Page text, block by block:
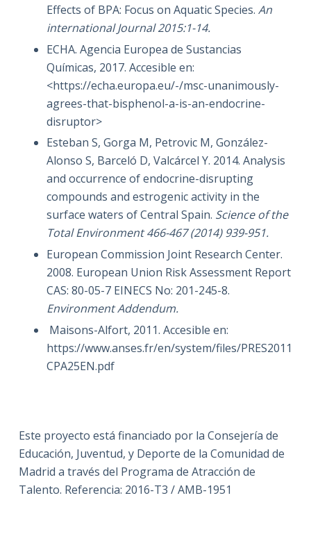
Effects of BPA: Focus on Aquatic Species. An
international Journal 2015:1-14.
ECHA. Agencia Europea de Sustancias
Químicas, 2017. Accesible en:
<https://echa.europa.eu/-/msc-unanimously-
agrees-that-bisphenol-a-is-an-endocrine-
disruptor>
Esteban S, Gorga M, Petrovic M, González-
Alonso S, Barceló D, Valcárcel Y. 2014. Analysis
and occurrence of endocrine-disrupting
compounds and estrogenic activity in the
surface waters of Central Spain. Science of the
Total Environment 466-467 (2014) 939-951.
European Commission Joint Research Center.
2008. European Union Risk Assessment Report
CAS: 80-05-7 EINECS No: 201-245-8.
Environment Addendum.
Maisons-Alfort, 2011. Accesible en:
https://www.anses.fr/en/system/files/PRES2011
CPA25EN.pdf
Este proyecto está financiado por la Consejería de
Educación, Juventud, y Deporte de la Comunidad de
Madrid a través del Programa de Atracción de
Talento. Referencia: 2016-T3 / AMB-1951